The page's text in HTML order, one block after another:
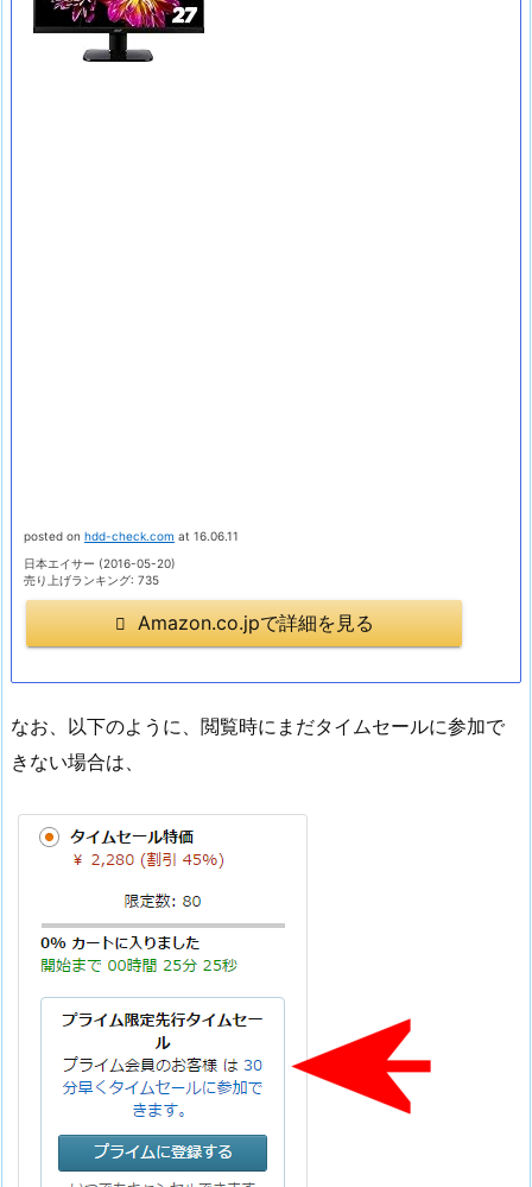
posted on hdd-check.com at 16.06.11
日本エイサー (2016-05-20)
売り上げランキング: 735
Amazon.co.jpで詳細を見る
なお、以下のように、閲覧時にまだタイムセールに参加で
きない場合は、